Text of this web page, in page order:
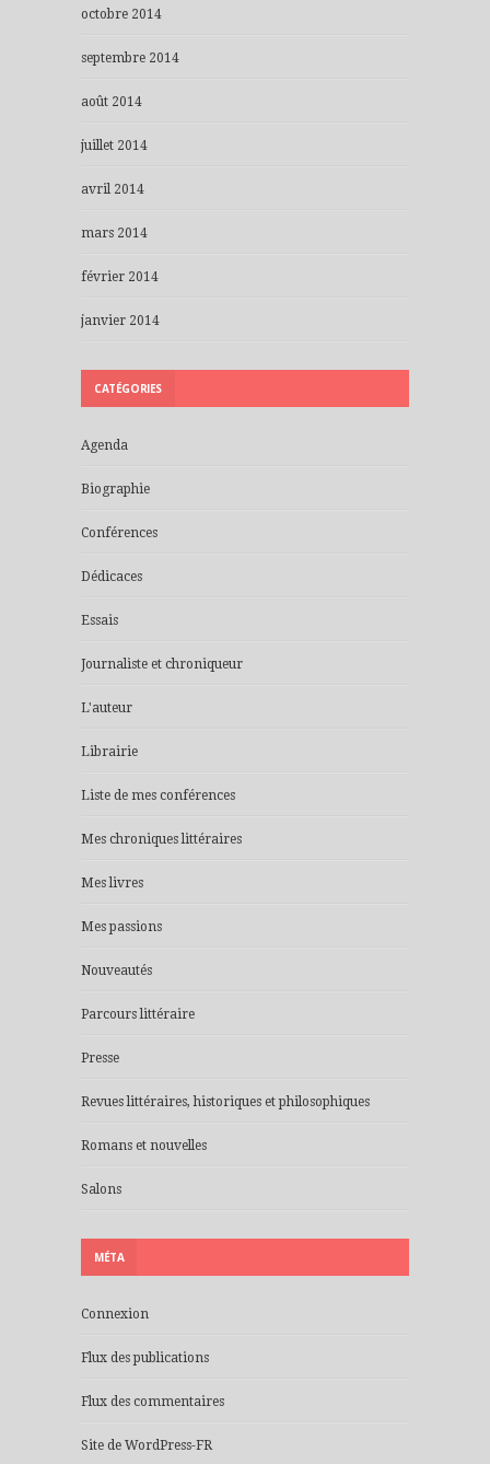
octobre 2014
septembre 2014
août 2014
juillet 2014
avril 2014
mars 2014
février 2014
janvier 2014
CATÉGORIES
Agenda
Biographie
Conférences
Dédicaces
Essais
Journaliste et chroniqueur
L'auteur
Librairie
Liste de mes conférences
Mes chroniques littéraires
Mes livres
Mes passions
Nouveautés
Parcours littéraire
Presse
Revues littéraires, historiques et philosophiques
Romans et nouvelles
Salons
MÉTA
Connexion
Flux des publications
Flux des commentaires
Site de WordPress-FR